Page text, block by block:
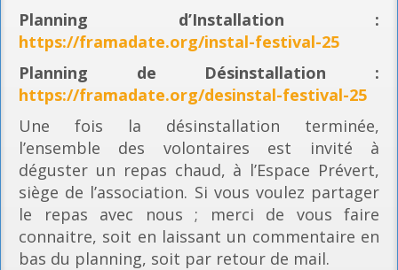
Planning d’Installation :
https://framadate.org/instal-festival-25
Planning de Désinstallation :
https://framadate.org/desinstal-festival-25
Une fois la désinstallation terminée,
l’ensemble des volontaires est invité à
déguster un repas chaud, à l’Espace Prévert,
siège de l’association. Si vous voulez partager
le repas avec nous ; merci de vous faire
connaitre, soit en laissant un commentaire en
bas du planning, soit par retour de mail.